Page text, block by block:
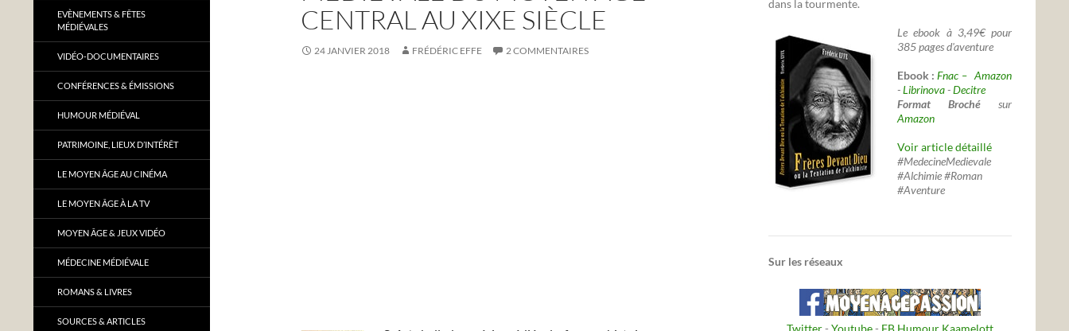
CENTRAL AU XIXE SIÈCLE
24 JANVIER 2018 FRÉDÉRIC EFFE 2 COMMENTAIRES
dans la tourmente.
Le ebook à 3,49€ pour
385 pages d'aventure
Ebook :Fnac – Amazon
-Librinova-Decitre
Format Broché sur
Amazon
Voir article détaillé
#MedecineMedievale
#Alchimie #Roman
#Aventure
Sur les réseaux
Twitter- Youtube- FB Humour Kaamelott
EVÈNEMENTS & FÊTES
MÉDIÉVALES
VIDÉO-DOCUMENTAIRES
CONFÉRENCES & ÉMISSIONS
HUMOUR MÉDIÉVAL
PATRIMOINE, LIEUX D’INTÉRÊT
LE MOYEN ÂGE AU CINÉMA
LE MOYEN ÂGE À LA TV
MOYEN ÂGE & JEUX VIDÉO
MÉDECINE MÉDIÉVALE
ROMANS & LIVRES
SOURCES & ARTICLES